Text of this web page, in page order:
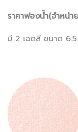
ราคาฟองน้ำ(จำหน่
มี 2 เฉดสี ขนาด